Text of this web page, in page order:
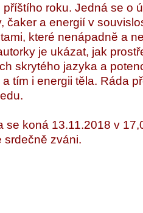
roku. Jedná se o
čaker a energií v
které nenápadně a
je ukázat, jak
skrytého jazyka a
tím i energii těla. Ráda
se koná 13.11.2018 v
srdečně zváni.